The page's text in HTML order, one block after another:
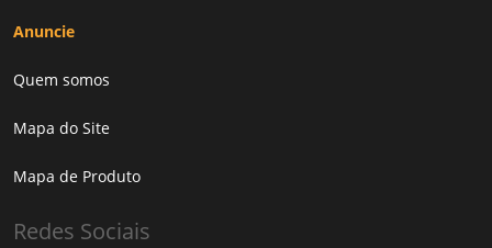
Anuncie
Quem somos
Mapa do Site
Mapa de Produto
Redes Sociais